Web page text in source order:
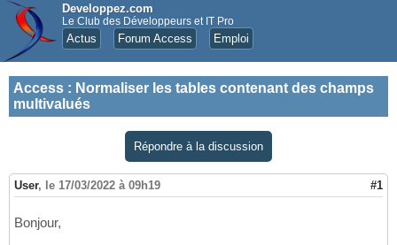
Developpez.com
Le Club des Développeurs et IT Pro
Actus Forum Access Emploi
Access : Normaliser les tables contenant des champs
multivalués
Répondre à la discussion
User, le 17/03/2022 à 09h19 #1
Bonjour,